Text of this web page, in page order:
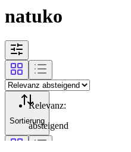
natuko
Sortierung
Relevanz:
absteigend